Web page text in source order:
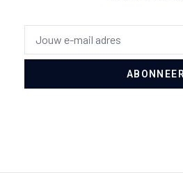
ABONNEER